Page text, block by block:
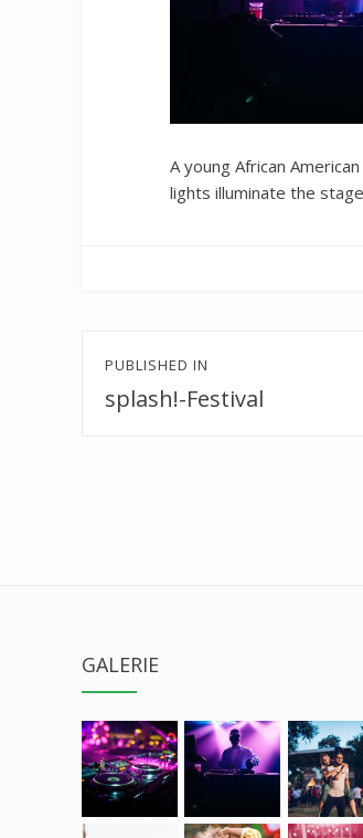
A young African
lights illuminate the
Beitragsnavigation
PUBLISHED IN
splash!-Festival
GALERIE